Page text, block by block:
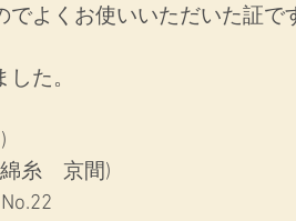
でよくお使いいただいた証で
た。
糸　京間)